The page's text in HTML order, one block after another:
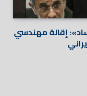
إقالة مهندسي